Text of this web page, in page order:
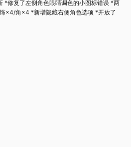
修复了左侧角色眼睛调色的小图标错误 *两
×4/角×4 *新增隐藏右侧角色选项 *开放了